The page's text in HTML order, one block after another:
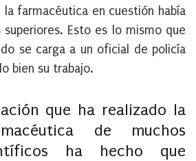
la farmacéutica en cuestión había
superiores. Esto es lo mismo que
se carga a un oficial de policía
bien su trabajo.
que ha realizado la
de muchos
ha hecho que